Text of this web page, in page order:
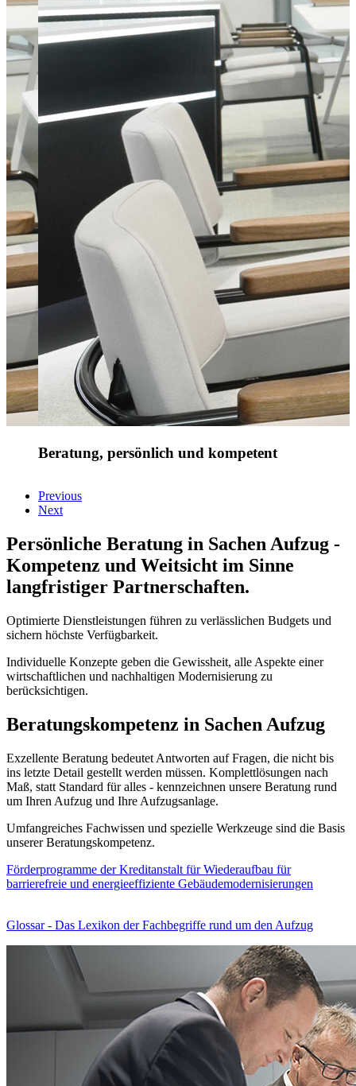
Beratung, persönlich und kompetent
Previous
Next
Persönliche Beratung in Sachen Aufzug -
Kompetenz und Weitsicht im Sinne
langfristiger Partnerschaften.
Optimierte Dienstleistungen führen zu verlässlichen Budgets und
sichern höchste Verfügbarkeit.
Individuelle Konzepte geben die Gewissheit, alle Aspekte einer
wirtschaftlichen und nachhaltigen Modernisierung zu
berücksichtigen.
Beratungskompetenz in Sachen Aufzug
Exzellente Beratung bedeutet Antworten auf Fragen, die nicht bis
ins letzte Detail gestellt werden müssen. Komplettlösungen nach
Maß, statt Standard für alles - kennzeichnen unsere Beratung rund
um Ihren Aufzug und Ihre Aufzugsanlage.
Umfangreiches Fachwissen und spezielle Werkzeuge sind die Basis
unserer Beratungskompetenz.
Förderprogramme der Kreditanstalt für Wiederaufbau für
barrierefreie und energieeffiziente Gebäudemodernisierungen
Glossar - Das Lexikon der Fachbegriffe rund um den Aufzug